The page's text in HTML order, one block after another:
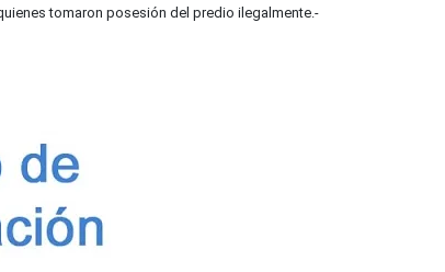
tomaron posesión del predio ilegalmente.-